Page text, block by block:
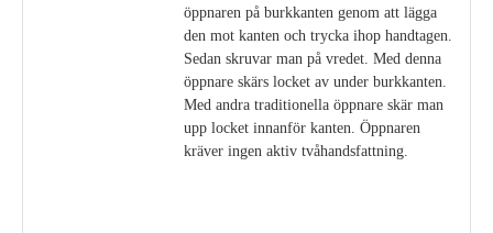
öppnaren på burkkanten genom att lägga
den mot kanten och trycka ihop handtagen.
Sedan skruvar man på vredet. Med denna
öppnare skärs locket av under burkkanten.
Med andra traditionella öppnare skär man
upp locket innanför kanten. Öppnaren
kräver ingen aktiv tvåhandsfattning.